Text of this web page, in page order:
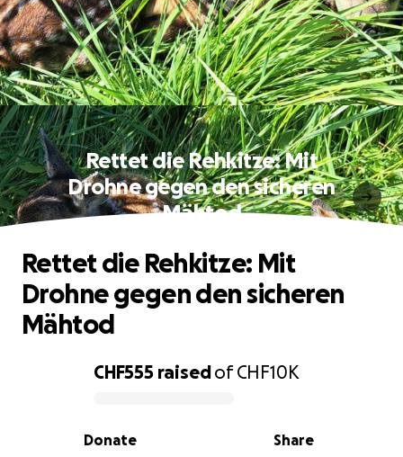
Rettet die Rehkitze: Mit
Drohne gegen den sicheren
Mähtod
0% complete
CHF555 raisedofCHF10K
Share
Donate
Rettet die Rehkitze: Mit
Drohne gegen den sicheren
Mähtod